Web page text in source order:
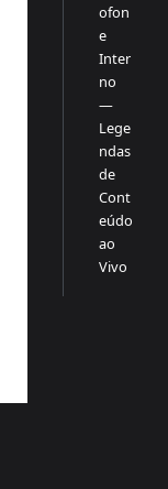
ofon
e
Inter
no
—
Lege
ndas
de
Cont
eúdo
ao
Vivo